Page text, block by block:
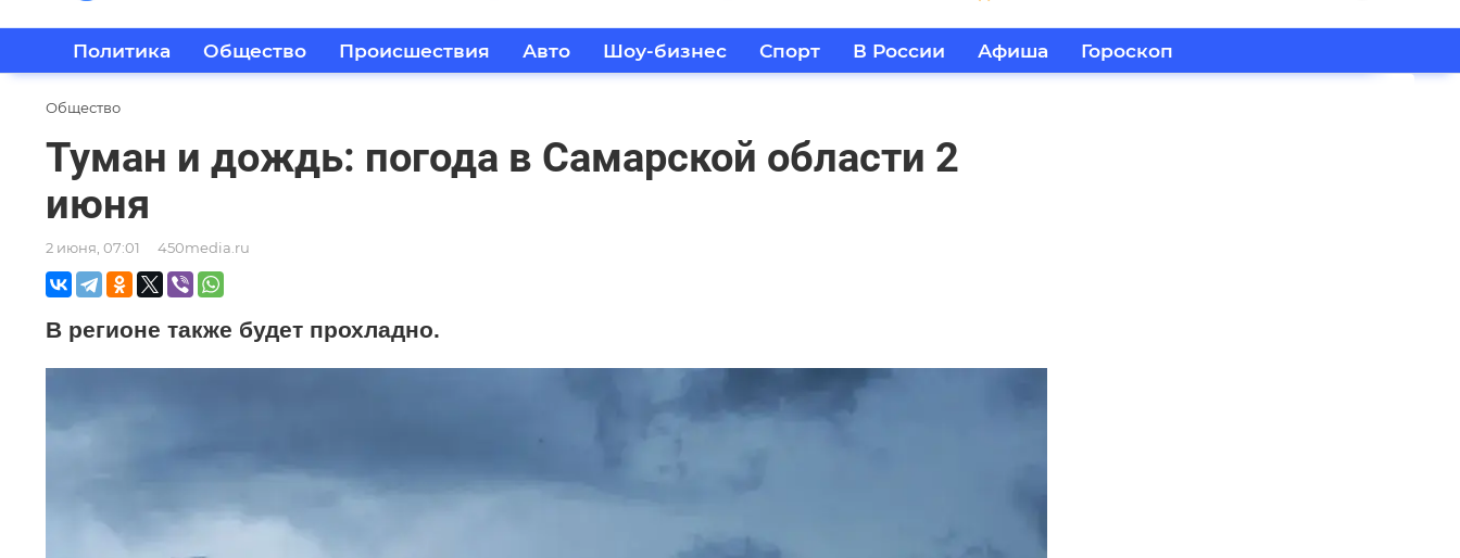
Политика Общество Происшествия Авто Шоу-бизнес Спорт В России Афиша Гороскоп
Общество
Туман и дождь: погода в Самарской области 2
июня
2 июня, 07:01 450media.ru
В регионе также будет прохладно.